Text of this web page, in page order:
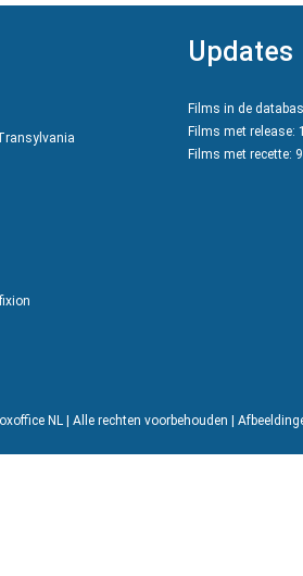
Updates
Films in de
Films met release:
Films met recette:
NL | Alle rechten voorbehouden |